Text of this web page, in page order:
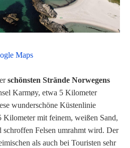
Maps
schönsten Strände Norwegens
Karmøy, etwa 5 Kilometer
wunderschöne Küstenlinie
Kilometer mit feinem, weißen Sand,
schroffen Felsen umrahmt wird. Der
als auch bei Touristen sehr